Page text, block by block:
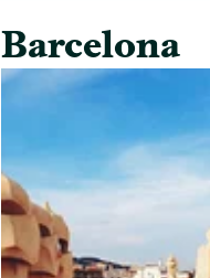
Barcelona